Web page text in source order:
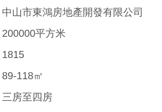
中山市東鴻房地產開發有限公司
200000平方米
1815
89-118㎡
三房至四房